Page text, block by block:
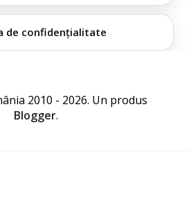
de confidențialitate
2010 - 2026. Un produs
Blogger.